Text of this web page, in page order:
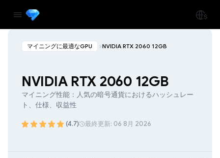
マイニングに最適なGPU NVIDIA RTX 2060 12GB
NVIDIA RTX 2060 12GB
マイニング性能：人気の暗号通貨におけるハッシュレー
ト、仕様、収益性
(4.7) 最終更新: 06 8月 2026